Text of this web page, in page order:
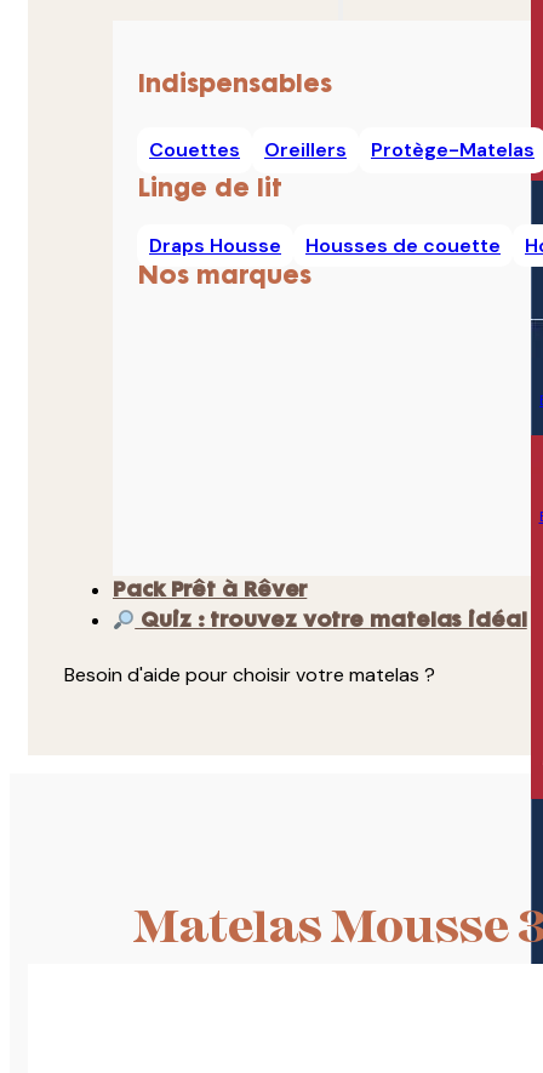
Indispensables
Couettes Oreillers Protège-Matelas
Linge de lit
Draps Housse Housses de couette
Nos marques
Pack Prêt à Rêver
Quiz : trouvez votre matelas idéal
Besoin d'aide pour choisir votre matelas ?
Matelas Mousse